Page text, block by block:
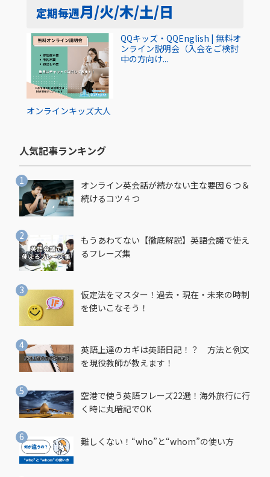
定期毎週月/火/木/土/日
オンラインキッズ大人
QQキッズ・QQEnglish | 無料オ
ンライン説明会（入会をご検討
中の方向け...
人気記事ランキング​
オンライン英会話が続かない主な要因６つ＆
続けるコツ４つ
もうあわてない【徹底解説】英語会議で使え
るフレーズ集
仮定法をマスター！過去・現在・未来の時制
を使いこなそう！
英語上達のカギは英語日記！？ 方法と例文
を現役教師が教えます！
空港で使う英語フレーズ22選！海外旅行に行
く時に丸暗記でOK
難しくない！“who”と“whom”の使い方